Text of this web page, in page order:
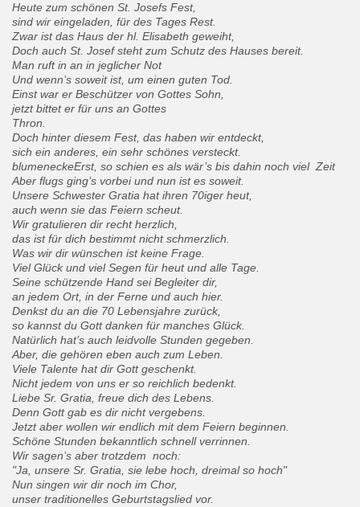
Heute zum schönen St. Josefs Fest,
sind wir eingeladen, für des Tages Rest.
Zwar ist das Haus der hl. Elisabeth geweiht,
Doch auch St. Josef steht zum Schutz des Hauses bereit.
Man ruft in an in jeglicher Not
Und wenn’s soweit ist, um einen guten Tod.
Einst war er Beschützer von Gottes Sohn,
jetzt bittet er für uns an Gottes
Thron.
Doch hinter diesem Fest, das haben wir entdeckt,
sich ein anderes, ein sehr schönes versteckt.
blumeneckeErst, so schien es als wär’s bis dahin noch viel Zeit
Aber flugs ging’s vorbei und nun ist es soweit.
Unsere Schwester Gratia hat ihren 70iger heut,
auch wenn sie das Feiern scheut.
Wir gratulieren dir recht herzlich,
das ist für dich bestimmt nicht schmerzlich.
Was wir dir wünschen ist keine Frage.
Viel Glück und viel Segen für heut und alle Tage.
Seine schützende Hand sei Begleiter dir,
an jedem Ort, in der Ferne und auch hier.
Denkst du an die 70 Lebensjahre zurück,
so kannst du Gott danken für manches Glück.
Natürlich hat’s auch leidvolle Stunden gegeben.
Aber, die gehören eben auch zum Leben.
Viele Talente hat dir Gott geschenkt.
Nicht jedem von uns er so reichlich bedenkt.
Liebe Sr. Gratia, freue dich des Lebens.
Denn Gott gab es dir nicht vergebens.
Jetzt aber wollen wir endlich mit dem Feiern beginnen.
Schöne Stunden bekanntlich schnell verrinnen.
Wir sagen’s aber trotzdem noch:
"Ja, unsere Sr. Gratia, sie lebe hoch, dreimal so hoch"
Nun singen wir dir noch im Chor,
unser traditionelles Geburtstagslied vor.